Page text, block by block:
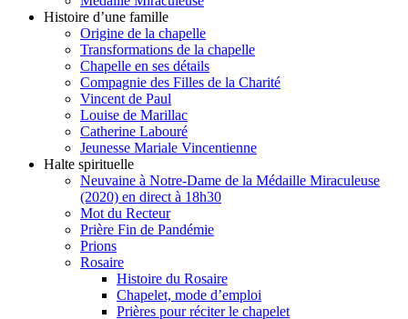
Histoire d’une famille
Origine de la chapelle
Transformations de la chapelle
Chapelle en ses détails
Compagnie des Filles de la Charité
Vincent de Paul
Louise de Marillac
Catherine Labouré
Jeunesse Mariale Vincentienne
Halte spirituelle
Neuvaine à Notre-Dame de la Médaille Miraculeuse
(2020) en direct à 18h30
Mot du Recteur
Prière Fin de Pandémie
Prions
Rosaire
Histoire du Rosaire
Chapelet, mode d’emploi
Prières pour réciter le chapelet